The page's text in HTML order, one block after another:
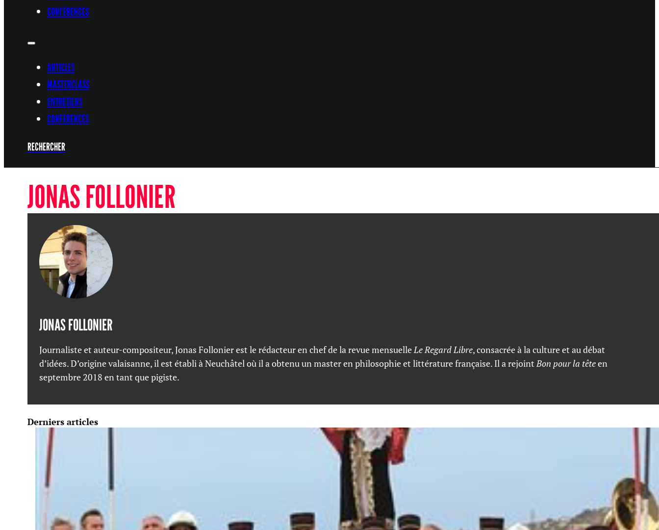
CONFÉRENCES
ARTICLES
MASTERCLASS
ENTRETIENS
CONFÉRENCES
RECHERCHER
JONAS FOLLONIER
JONAS FOLLONIER
Journaliste et auteur-compositeur, Jonas Follonier est le rédacteur en chef de la revue mensuelle Le Regard Libre, consacrée à la culture et au débat
d’idées. D’origine valaisanne, il est établi à Neuchâtel où il a obtenu un master en philosophie et littérature française. Il a rejoint Bon pour la têteen
septembre 2018 en tant que pigiste.
Derniers articles